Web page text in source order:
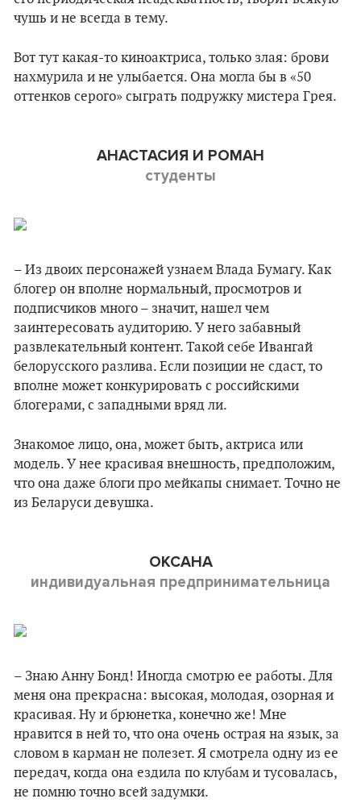
чушь и не всегда в тему.
Вот тут какая-то киноактриса, только злая: брови
нахмурила и не улыбается. Она могла бы в «50
оттенков серого» сыграть подружку мистера Грея.
АНАСТАСИЯ И РОМАН
студенты
– Из двоих персонажей узнаем Влада Бумагу. Как
блогер он вполне нормальный, просмотров и
подписчиков много – значит, нашел чем
заинтересовать аудиторию. У него забавный
развлекательный контент. Такой себе Ивангай
белорусского разлива. Если позиции не сдаст, то
вполне может конкурировать с российскими
блогерами, с западными вряд ли.
Знакомое лицо, она, может быть, актриса или
модель. У нее красивая внешность, предположим,
что она даже блоги про мейкапы снимает. Точно не
из Беларуси девушка.
ОКСАНА
индивидуальная предпринимательница
– Знаю Анну Бонд! Иногда смотрю ее работы. Для
меня она прекрасна: высокая, молодая, озорная и
красивая. Ну и брюнетка, конечно же! Мне
нравится в ней то, что она очень острая на язык, за
словом в карман не полезет. Я смотрела одну из ее
передач, когда она ездила по клубам и тусовалась,
не помню точно всей задумки.